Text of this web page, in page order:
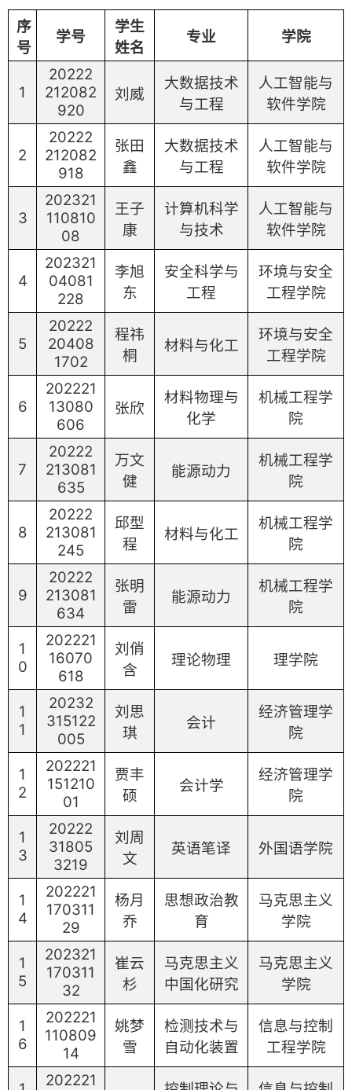
序
号
学号
学生
姓名
专业 学院
1
20222
212082
920
刘威
大数据技术
与工程
人工智能与
软件学院
2
20222
212082
918
张田
鑫
大数据技术
与工程
人工智能与
软件学院
3
202321
110810
08
王子
康
计算机科学
与技术
人工智能与
软件学院
4
202321
04081
228
李旭
东
安全科学与
工程
环境与安全
工程学院
5
20222
20408
1702
程祎
桐
材料与化工
环境与安全
工程学院
6
202221
13080
606
张欣
材料物理与
化学
机械工程学
院
7
20222
213081
635
万文
健
能源动力
机械工程学
院
8
20222
213081
245
邱型
程
材料与化工
机械工程学
院
9
20222
213081
634
张明
雷
能源动力
机械工程学
院
1
0
202221
16070
618
刘俏
含
理论物理 理学院
1
1
20232
315122
005
刘思
琪
会计
经济管理学
院
1
2
202221
151210
01
贾丰
硕
会计学
经济管理学
院
1
3
20222
31805
3219
刘周
文
英语笔译 外国语学院
1
4
202221
170311
29
杨月
乔
思想政治教
育
马克思主义
学院
1
5
202321
170311
32
崔云
杉
马克思主义
中国化研究
马克思主义
学院
1
6
202221
110809
14
姚梦
雪
检测技术与
自动化装置
信息与控制
工程学院
202221